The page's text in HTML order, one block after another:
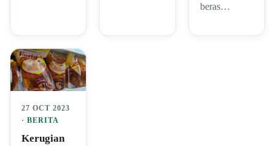
beras…
27 OCT 2023
· BERITA
Kerugian